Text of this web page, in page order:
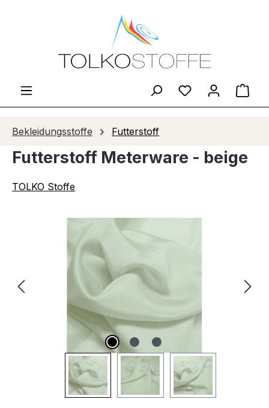
Zum Hauptinhalt springen
Du hast 0
Bekleidungsstoffe Futterstoff
Futterstoff Meterware - beige
TOLKO Stoffe
Bildergalerie überspringen